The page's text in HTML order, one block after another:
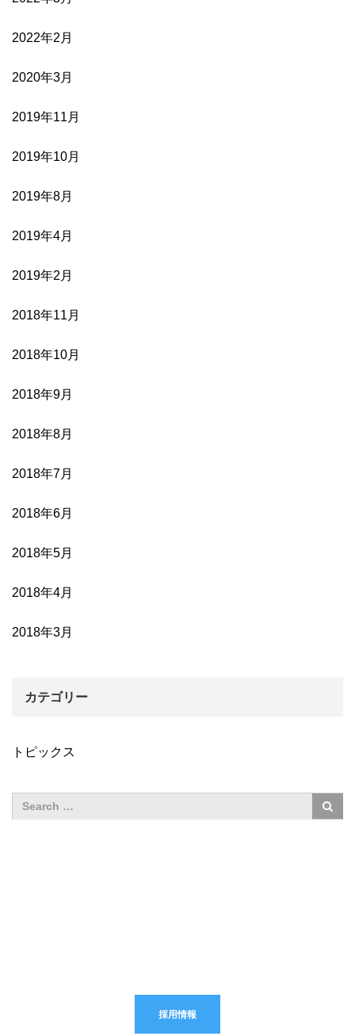
2022年2月
2020年3月
2019年11月
2019年10月
2019年8月
2019年4月
2019年2月
2018年11月
2018年10月
2018年9月
2018年8月
2018年7月
2018年6月
2018年5月
2018年4月
2018年3月
カテゴリー
トピックス
採用情報